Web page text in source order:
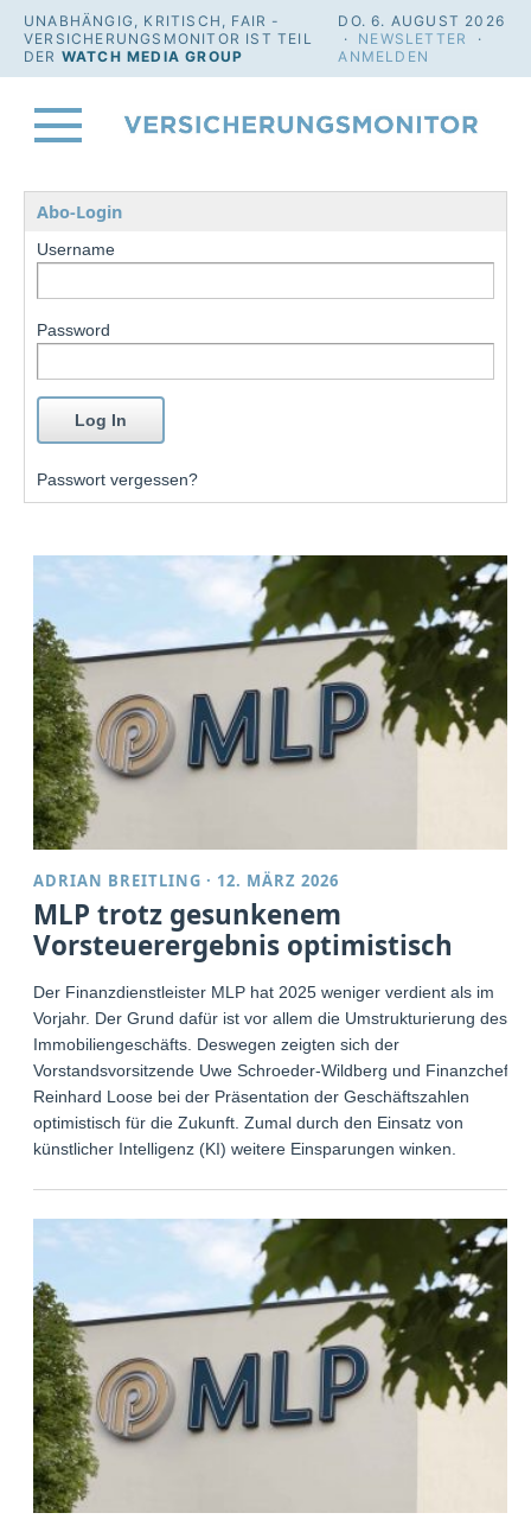
UNABHÄNGIG, KRITISCH, FAIR -
VERSICHERUNGSMONITOR IST TEIL
DER WATCH MEDIA GROUP
DO. 6. AUGUST 2026
· NEWSLETTER
·
ANMELDEN
Abo-Login
Username
Password
Passwort vergessen?
ADRIAN BREITLING · 12. MÄRZ 2026
MLP trotz gesunkenem
Vorsteuerergebnis optimistisch
Der Finanzdienstleister MLP hat 2025 weniger verdient als im
Vorjahr. Der Grund dafür ist vor allem die Umstrukturierung des
Immobiliengeschäfts. Deswegen zeigten sich der
Vorstandsvorsitzende Uwe Schroeder-Wildberg und Finanzchef
Reinhard Loose bei der Präsentation der Geschäftszahlen
optimistisch für die Zukunft. Zumal durch den Einsatz von
künstlicher Intelligenz (KI) weitere Einsparungen winken.